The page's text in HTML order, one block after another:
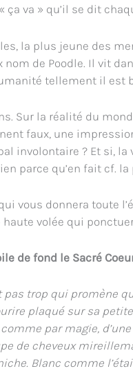
ça va » qu’il se dit
la plus jeune des
de Poodle. Il vit
tellement il est
Sur la réalité du
faux, une
involontaire ? Et si,
parce qu’en fait cf.
vous donnera toute
volée qui
de fond le Sacré
pas trop qui promène
plaqué sur sa
par magie,
de cheveux
Blanc comme